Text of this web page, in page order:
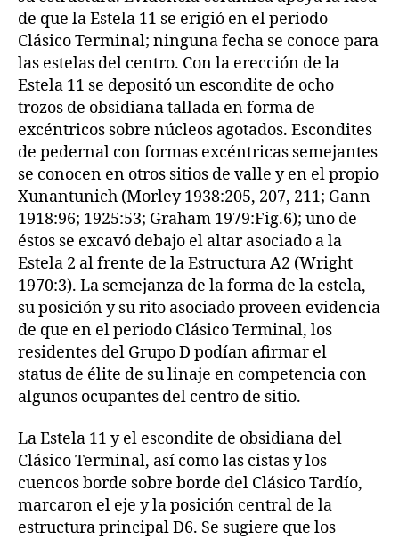
de que la Estela 11 se erigió en el periodo
Clásico Terminal; ninguna fecha se conoce para
las estelas del centro. Con la erección de la
Estela 11 se depositó un escondite de ocho
trozos de obsidiana tallada en forma de
excéntricos sobre núcleos agotados. Escondites
de pedernal con formas excéntricas semejantes
se conocen en otros sitios de valle y en el propio
Xunantunich (Morley 1938:205, 207, 211; Gann
1918:96; 1925:53; Graham 1979:Fig.6); uno de
éstos se excavó debajo el altar asociado a la
Estela 2 al frente de la Estructura A2 (Wright
1970:3). La semejanza de la forma de la estela,
su posición y su rito asociado proveen evidencia
de que en el periodo Clásico Terminal, los
residentes del Grupo D podían afirmar el
status de élite de su linaje en competencia con
algunos ocupantes del centro de sitio.
La Estela 11 y el escondite de obsidiana del
Clásico Terminal, así como las cistas y los
cuencos borde sobre borde del Clásico Tardío,
marcaron el eje y la posición central de la
estructura principal D6. Se sugiere que los